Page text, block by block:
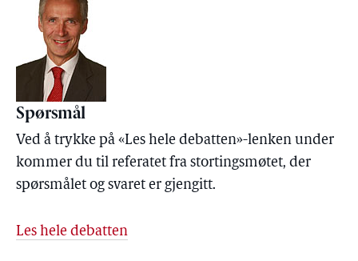
Spørsmål
Ved å trykke på «Les hele debatten»-lenken under
kommer du til referatet fra stortingsmøtet, der
spørsmålet og svaret er gjengitt.
Les hele debatten